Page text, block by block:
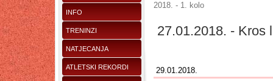
INFO
TRENINZI
NATJECANJA
ATLETSKI REKORDI
2018. - 1. kolo
27.01.2018. - Kros
29.01.2018.